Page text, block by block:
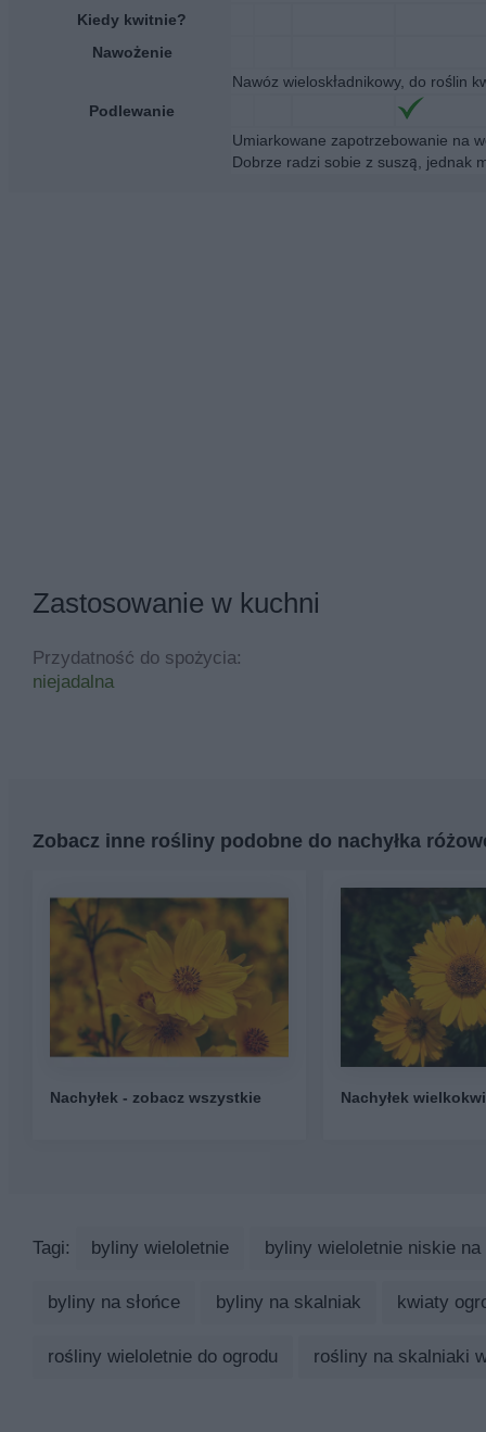
Kiedy kwitnie?
Nawożenie
Nawóz wieloskładnikowy, do roślin
Podlewanie
Umiarkowane zapotrzebowanie na
Dobrze radzi sobie z suszą, jednak
Zastosowanie w kuchni
Przydatność do spożycia:
niejadalna
Zobacz inne rośliny podobne do nachyłka
Nachyłek - zobacz wszystkie Nachyłek
Tagi: byliny wieloletnie byliny wieloletnie niskie na
byliny na słońce byliny na skalniak kwiaty
rośliny wieloletnie do ogrodu rośliny na skalniaki